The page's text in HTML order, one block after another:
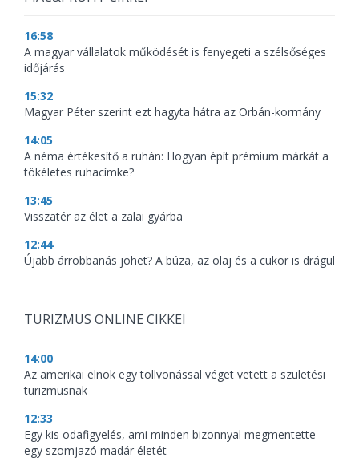
16:58
A magyar vállalatok működését is fenyegeti a szélsőséges
időjárás
15:32
Magyar Péter szerint ezt hagyta hátra az Orbán-kormány
14:05
A néma értékesítő a ruhán: Hogyan épít prémium márkát a
tökéletes ruhacímke?
13:45
Visszatér az élet a zalai gyárba
12:44
Újabb árrobbanás jöhet? A búza, az olaj és a cukor is drágul
TURIZMUS ONLINE CIKKEI
14:00
Az amerikai elnök egy tollvonással véget vetett a születési
turizmusnak
12:33
Egy kis odafigyelés, ami minden bizonnyal megmentette
egy szomjazó madár életét